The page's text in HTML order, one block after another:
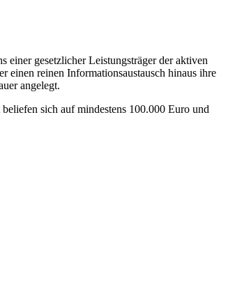
einer gesetzlicher Leistungsträger der aktiven
einen reinen Informationsaustausch hinaus ihre
angelegt.
sich auf mindestens 100.000 Euro und